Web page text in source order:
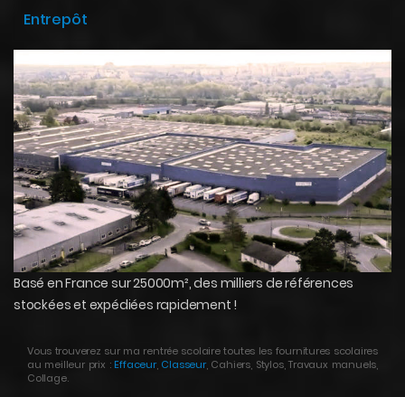
Entrepôt
Basé en France sur 25000m², des milliers de références
stockées et expédiées rapidement !
Vous trouverez sur ma rentrée scolaire toutes les fournitures scolaires
au meilleur prix : Effaceur, Classeur, Cahiers, Stylos, Travaux manuels,
Collage.